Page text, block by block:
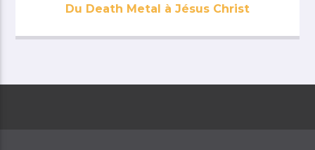
Du Death Metal à Jésus Christ